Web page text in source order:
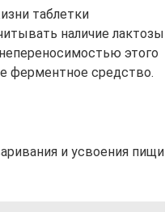
таблетки
наличие лактозы
этого
ферментное средство.
и усвоения пищи